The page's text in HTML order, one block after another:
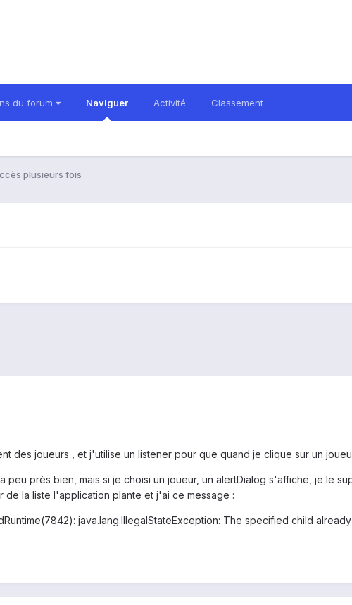
du forum Naviguer Activité Classement
plusieurs fois
des joueurs , et j'utilise un listener pour que quand je clique sur un
peu près bien, mais si je choisi un joueur, un alertDialog s'affiche, je le
de la liste l'application plante et j'ai ce message :
java.lang.IllegalStateException: The specified child